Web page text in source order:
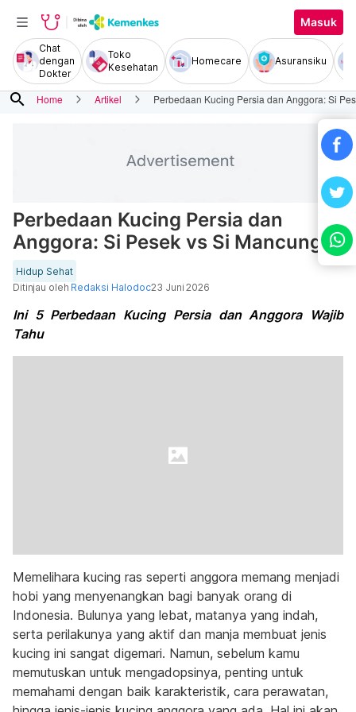
Masuk
Chat
dengan
Dokter
Toko
Kesehatan
Homecare Asuransiku
search Home Artikel Perbedaan Kucing Persia dan Anggora: Si
Perbedaan Kucing Persia dan
Anggora: Si Pesek vs Si Mancung
Hidup Sehat
Ditinjau oleh Redaksi Halodoc23 Juni 2026
Ini 5 Perbedaan Kucing Persia dan Anggora Wajib
Tahu
Memelihara kucing ras seperti anggora memang menjadi
hobi yang menyenangkan bagi banyak orang di
Indonesia. Bulunya yang lebat, matanya yang indah,
serta perilakunya yang aktif dan manja membuat jenis
kucing ini sangat digemari. Namun, sebelum kamu
memutuskan untuk mengadopsinya, penting untuk
memahami dengan baik karakteristik, cara perawatan,